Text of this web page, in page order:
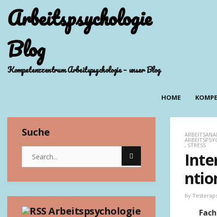
Arbeitspsychologie
Blog
Kompetenzzentrum Arbeitspsychologie – unser Blog
HOME
Suche
Arbeitspsychologie
, STRESS
by